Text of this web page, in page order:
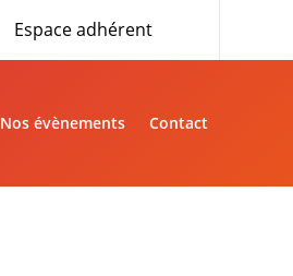
Espace adhérent
Nos évènements Contact